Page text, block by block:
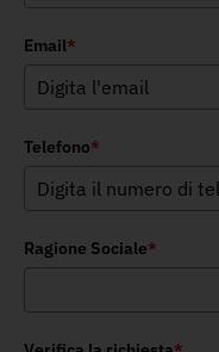
Email*
Telefono*
Ragione Sociale*